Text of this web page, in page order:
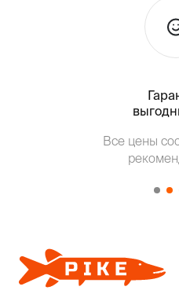
Все цены